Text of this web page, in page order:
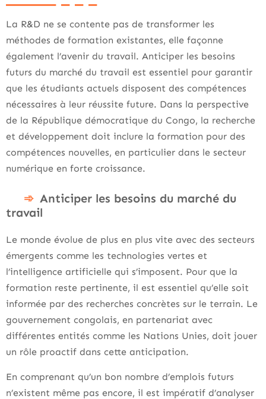
La R&D ne se contente pas de transformer les
méthodes de formation existantes, elle façonne
également l’avenir du travail. Anticiper les besoins
futurs du marché du travail est essentiel pour garantir
que les étudiants actuels disposent des compétences
nécessaires à leur réussite future. Dans la perspective
de la République démocratique du Congo, la recherche
et développement doit inclure la formation pour des
compétences nouvelles, en particulier dans le secteur
numérique en forte croissance.
Anticiper les besoins du marché du
travail
Le monde évolue de plus en plus vite avec des secteurs
émergents comme les technologies vertes et
l’intelligence artificielle qui s’imposent. Pour que la
formation reste pertinente, il est essentiel qu’elle soit
informée par des recherches concrètes sur le terrain. Le
gouvernement congolais, en partenariat avec
différentes entités comme les Nations Unies, doit jouer
un rôle proactif dans cette anticipation.
En comprenant qu’un bon nombre d’emplois futurs
n’existent même pas encore, il est impératif d’analyser